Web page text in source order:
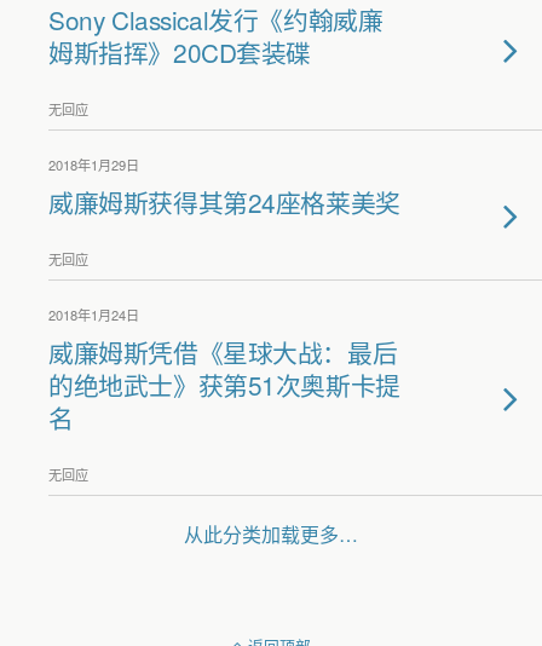
Sony Classical发行《约翰威廉
姆斯指挥》20CD套装碟
无回应
2018年1月29日
威廉姆斯获得其第24座格莱美奖
无回应
2018年1月24日
威廉姆斯凭借《星球大战：最后
的绝地武士》获第51次奥斯卡提
名
无回应
从此分类加载更多…